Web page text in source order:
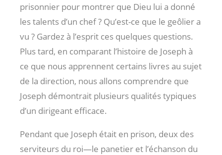
prisonnier pour montrer que Dieu lui a donné
les talents d’un chef ? Qu’est-ce que le geôlier a
vu ? Gardez à l’esprit ces quelques questions.
Plus tard, en comparant l’histoire de Joseph à
ce que nous apprennent certains livres au sujet
de la direction, nous allons comprendre que
Joseph démontrait plusieurs qualités typiques
d’un dirigeant efficace.
Pendant que Joseph était en prison, deux des
serviteurs du roi—le panetier et l’échanson du